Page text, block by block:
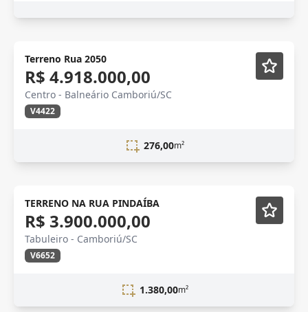
Terreno Rua 2050
R$ 4.918.000,00
Centro - Balneário Camboriú/SC
V4422
276,00m²
TERRENO NA RUA PINDAÍBA
R$ 3.900.000,00
Tabuleiro - Camboriú/SC
V6652
1.380,00m²